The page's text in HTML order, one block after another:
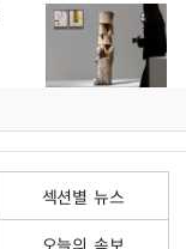
섹션별 뉴스